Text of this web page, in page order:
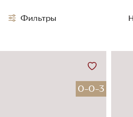
0-0-3
Фильтры